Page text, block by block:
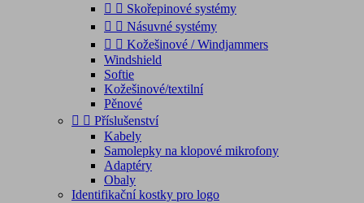
  Skořepinové systémy
  Násuvné systémy
  Kožešinové / Windjammers
Windshield
Softie
Kožešinové/textilní
Pěnové
  Příslušenství
Kabely
Samolepky na klopové mikrofony
Adaptéry
Obaly
Identifikační kostky pro logo